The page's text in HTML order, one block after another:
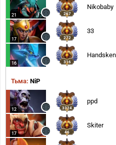
21 267
Nikobaby
17 272
33
16 316
Handsken
Тьма: NiP
12 3324
ppd
17 46
Skiter